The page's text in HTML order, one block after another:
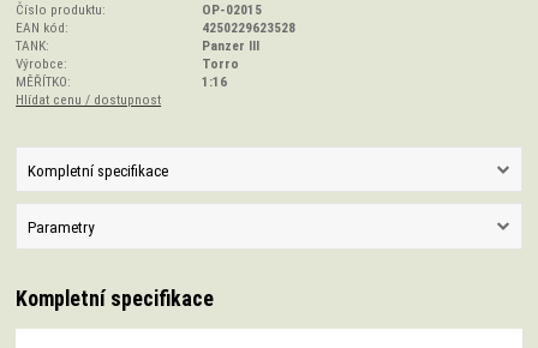
Číslo produktu:
OP-02015
EAN kód:
4250229623528
TANK:
Panzer III
Výrobce:
Torro
MĚŘÍTKO:
1:16
Hlídat cenu / dostupnost
Kompletní specifikace
Parametry
Kompletní specifikace